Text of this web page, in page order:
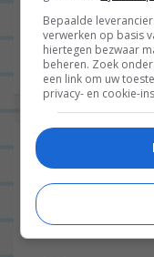
n
a
v
2 reacties op
wrap met
Bepaalde
verwerken op basis
hiertegen bezwaar
beheren. Zoek
een link om uw
privacy- en cookie-